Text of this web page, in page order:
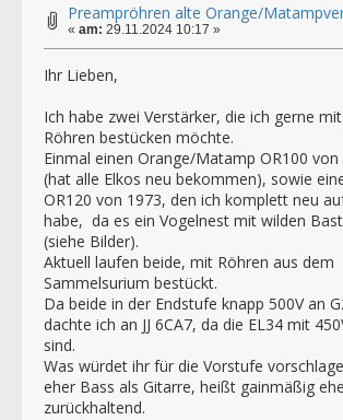
Preampröhren alte Orange/
« am: 29.11.2024 10:17 »
Ihr Lieben,
Ich habe zwei Verstärker, die ich gerne
Röhren bestücken möchte.
Einmal einen Orange/Matamp OR100 von
(hat alle Elkos neu bekommen), sowie
OR120 von 1973, den ich komplett neu
habe, da es ein Vogelnest mit wilden
(siehe Bilder).
Aktuell laufen beide, mit Röhren aus dem
Sammelsurium bestückt.
Da beide in der Endstufe knapp 500V an
dachte ich an JJ 6CA7, da die EL34 mit
sind.
Was würdet ihr für die Vorstufe
eher Bass als Gitarre, heißt gainmäßig
zurückhaltend.